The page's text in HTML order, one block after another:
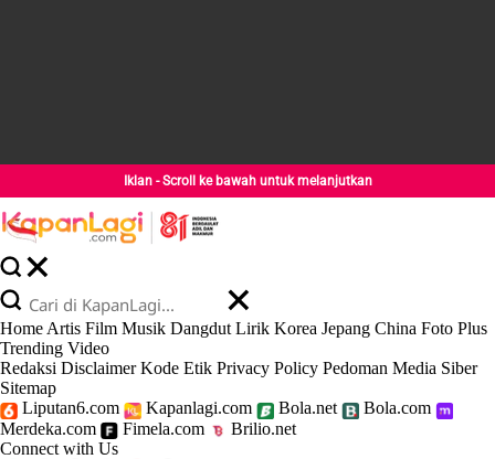
Iklan - Scroll ke bawah untuk melanjutkan
Home Artis Film Musik Dangdut Lirik Korea Jepang China Foto Plus
Trending Video
Redaksi Disclaimer Kode Etik Privacy Policy Pedoman Media Siber
Sitemap
Liputan6.com
Kapanlagi.com Bola.net
Bola.com
Merdeka.com
Fimela.com
Brilio.net
Connect with Us